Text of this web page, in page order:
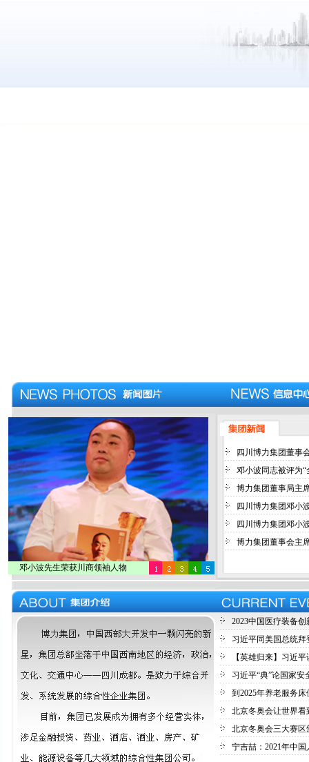
邓小波先生荣获川商领袖人物
四川博力集团董事
邓小波同志被评为“
博力集团董事局主
四川博力集团邓小
四川博力集团邓小
博力集团董事会主
2023中国医疗装备
习近平同美国总统
【英雄归来】习近平
习近平“典”论国家安
到2025年养老服务床
北京冬奥会让世界看
北京冬奥会三大赛区
宁吉喆：2021年中